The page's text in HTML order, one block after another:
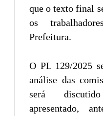
que o texto final
os
Prefeitura.
O PL 129/2025
análise das
será
apresentado,